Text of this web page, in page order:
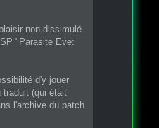
non-dissimulé
"Parasite Eve:
d'y jouer
(qui était
l'archive du patch